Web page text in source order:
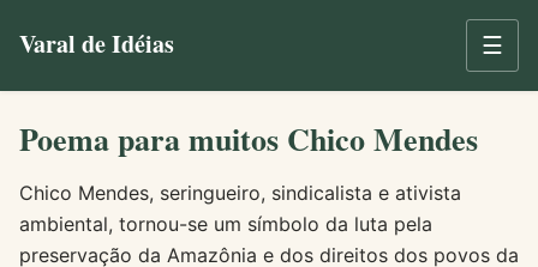
Varal de Idéias ☰
Poema para muitos Chico Mendes
Chico Mendes, seringueiro, sindicalista e ativista
ambiental, tornou-se um símbolo da luta pela
preservação da Amazônia e dos direitos dos povos da